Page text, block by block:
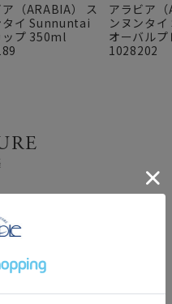
（ARABIA） ス
タイ Sunnuntai
ップ 350ml
アラビア
ンヌンタ
オーバル
1028202